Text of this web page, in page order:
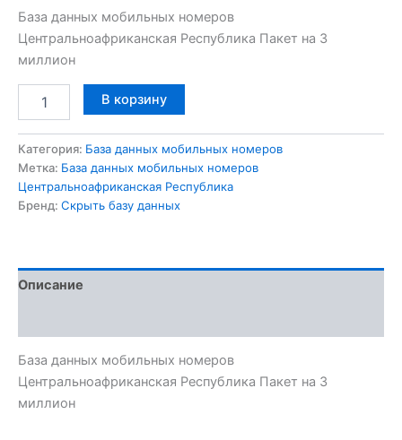
База данных мобильных номеров
Центральноафриканская Республика Пакет на 3
миллион
В корзину
Категория: База данных мобильных номеров
Метка: База данных мобильных номеров
Центральноафриканская Республика
Бренд: Скрыть базу данных
Описание
База данных мобильных номеров
Центральноафриканская Республика Пакет на 3
миллион